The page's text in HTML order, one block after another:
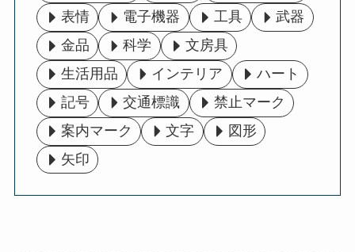
表情
電子機器 工具
武器
金品
科学
文房具
生活用品
インテリア
ハート
記号
交通標識
禁止マーク
案内マーク
文字
図形
矢印